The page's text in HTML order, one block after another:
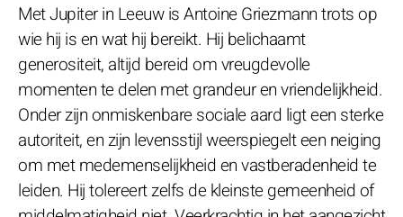
Met Jupiter in Leeuw is Antoine Griezmann trots op
wie hij is en wat hij bereikt. Hij belichaamt
generositeit, altijd bereid om vreugdevolle
momenten te delen met grandeur en vriendelijkheid.
Onder zijn onmiskenbare sociale aard ligt een sterke
autoriteit, en zijn levensstijl weerspiegelt een neiging
om met medemenselijkheid en vastberadenheid te
leiden. Hij tolereert zelfs de kleinste gemeenheid of